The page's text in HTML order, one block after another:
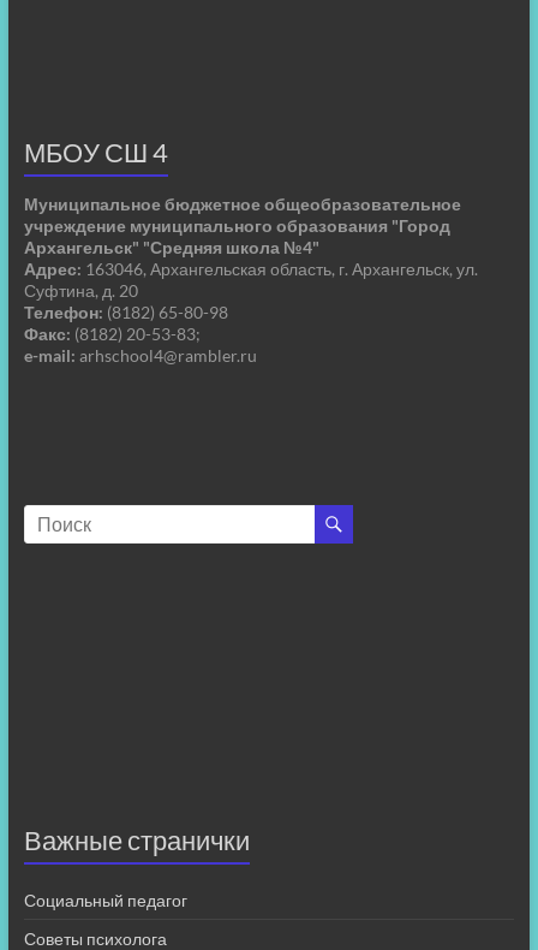
МБОУ СШ 4
Муниципальное бюджетное общеобразовательное
учреждение муниципального образования "Город
Архангельск" "Средняя школа №4"
Адрес: 163046, Архангельская область, г. Архангельск, ул.
Суфтина, д. 20
Телефон: (8182) 65-80-98
Факс: (8182) 20-53-83;
e-mail: arhschool4@rambler.ru
Важные странички
Социальный педагог
Советы психолога